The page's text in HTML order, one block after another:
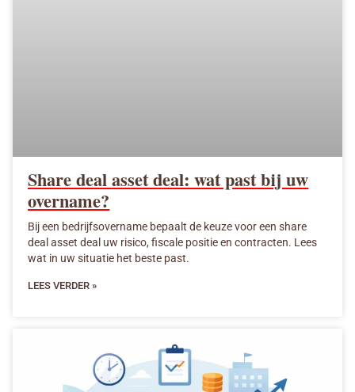
Share deal asset deal: wat past bij uw
overname?
Bij een bedrijfsovername bepaalt de keuze voor een share
deal asset deal uw risico, fiscale positie en contracten. Lees
wat in uw situatie het beste past.
LEES VERDER »